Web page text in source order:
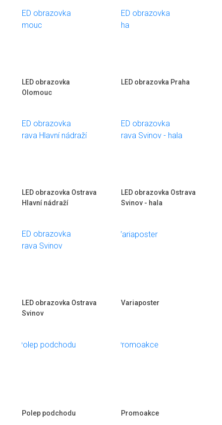
LED obrazovka
Olomouc
LED obrazovka Praha
LED obrazovka Ostrava
Hlavní nádraží
LED obrazovka Ostrava
Svinov - hala
LED obrazovka Ostrava
Svinov
Variaposter
Polep podchodu Promoakce